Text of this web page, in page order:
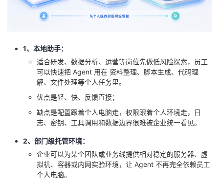
1、本地助手：
适合研发、数据分析、运营等岗位先做低风险探索，员工
可以快速把 Agent 用在 资料整理、脚本生成、代码理
解、文件处理等个人任务里。
优点是轻、快、反馈直接；
缺点是配置跟着个人电脑走，权限跟着个人环境走，日
志、密钥、工具调用和数据边界很难被企业统一看见。
2、部门级托管环境：
企业可以为某个团队或业务线提供相对稳定的服务器、虚
拟机、容器或内网实验环境，让 Agent 不再完全依赖员工
个人电脑。